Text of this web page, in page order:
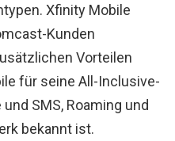
Xfinity Mobile
Kunden
Vorteilen
für seine All-Inclusive-
SMS, Roaming und
bekannt ist.